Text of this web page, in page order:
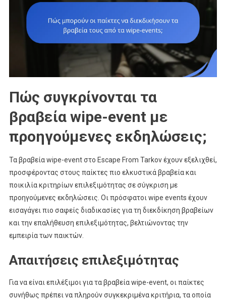
Πώς συγκρίνονται τα
βραβεία wipe-event με
προηγούμενες εκδηλώσεις;
Τα βραβεία wipe-event στο Escape From Tarkov έχουν εξελιχθεί,
προσφέροντας στους παίκτες πιο ελκυστικά βραβεία και
ποικιλία κριτηρίων επιλεξιμότητας σε σύγκριση με
προηγούμενες εκδηλώσεις. Οι πρόσφατοι wipe events έχουν
εισαγάγει πιο σαφείς διαδικασίες για τη διεκδίκηση βραβείων
και την επαλήθευση επιλεξιμότητας, βελτιώνοντας την
εμπειρία των παικτών.
Απαιτήσεις επιλεξιμότητας
Για να είναι επιλέξιμοι για τα βραβεία wipe-event, οι παίκτες
συνήθως πρέπει να πληρούν συγκεκριμένα κριτήρια, τα οποία